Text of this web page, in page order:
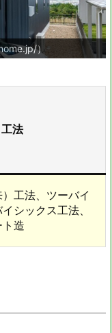
）
工法
工法、ツーバイ
シックス工法、
造